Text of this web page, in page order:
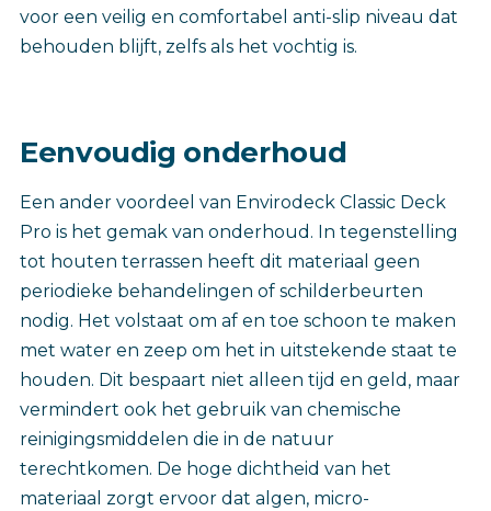
voor een veilig en comfortabel anti-slip niveau dat
behouden blijft, zelfs als het vochtig is.
Eenvoudig onderhoud
Een ander voordeel van Envirodeck Classic Deck
Pro is het gemak van onderhoud. In tegenstelling
tot houten terrassen heeft dit materiaal geen
periodieke behandelingen of schilderbeurten
nodig. Het volstaat om af en toe schoon te maken
met water en zeep om het in uitstekende staat te
houden. Dit bespaart niet alleen tijd en geld, maar
vermindert ook het gebruik van chemische
reinigingsmiddelen die in de natuur
terechtkomen. De hoge dichtheid van het
materiaal zorgt ervoor dat algen, micro-